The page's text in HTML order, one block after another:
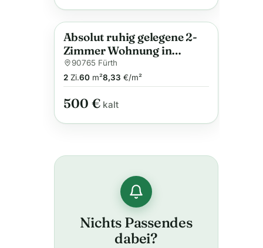
Anzeige
Absolut ruhig gelegene 2-
Zimmer Wohnung in
ruhigem Hinterhaus mit
traumhaftem Blick auf den
Park
90765 Fürth
2Zi.60m²8,33 €/m²
500 €kalt
Nichts Passendes
dabei?